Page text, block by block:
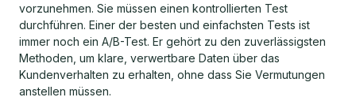
vorzunehmen. Sie müssen einen kontrollierten Test
durchführen. Einer der besten und einfachsten Tests ist
immer noch ein A/B-Test. Er gehört zu den zuverlässigsten
Methoden, um klare, verwertbare Daten über das
Kundenverhalten zu erhalten, ohne dass Sie Vermutungen
anstellen müssen.